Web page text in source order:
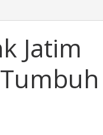
Jatim